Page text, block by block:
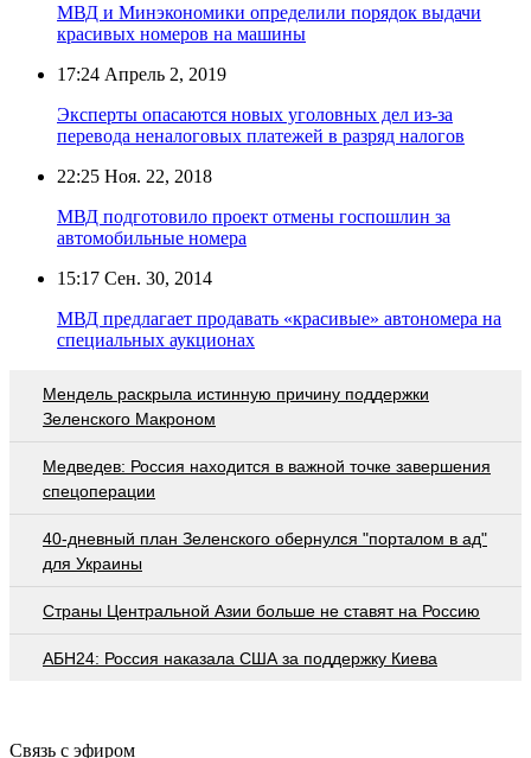
МВД и Минэкономики определили порядок выдачи
красивых номеров на машины
17:24 Апрель 2, 2019
Эксперты опасаются новых уголовных дел из-за
перевода неналоговых платежей в разряд налогов
22:25 Ноя. 22, 2018
МВД подготовило проект отмены госпошлин за
автомобильные номера
15:17 Сен. 30, 2014
МВД предлагает продавать «красивые» автономера на
специальных аукционах
Мендель раскрыла истинную причину поддержки
Зеленского Макроном
Медведев: Россия находится в важной точке завершения
спецоперации
40-дневный план Зеленского обернулся "порталом в ад"
для Украины
Страны Центральной Азии больше не ставят на Россию
АБН24: Россия наказала США за поддержку Киева
Связь с эфиром